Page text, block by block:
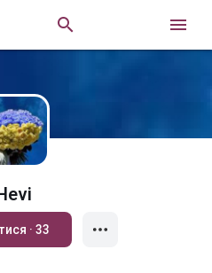
 
Підписатися · 33